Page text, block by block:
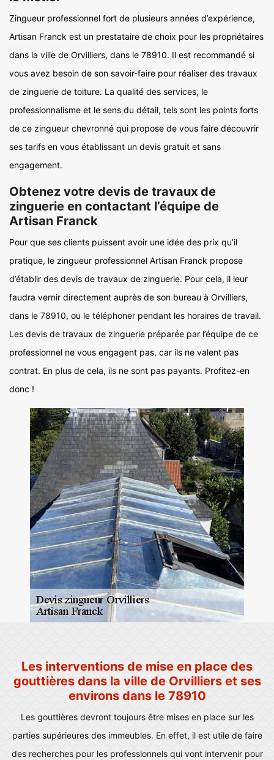
Zingueur professionnel fort de plusieurs années d’expérience,
Artisan Franck est un prestataire de choix pour les propriétaires
dans la ville de Orvilliers, dans le 78910. Il est recommandé si
vous avez besoin de son savoir-faire pour réaliser des travaux
de zinguerie de toiture. La qualité des services, le
professionnalisme et le sens du détail, tels sont les points forts
de ce zingueur chevronné qui propose de vous faire découvrir
ses tarifs en vous établissant un devis gratuit et sans
engagement.
Obtenez votre devis de travaux de
zinguerie en contactant l’équipe de
Artisan Franck
Pour que ses clients puissent avoir une idée des prix qu’il
pratique, le zingueur professionnel Artisan Franck propose
d’établir des devis de travaux de zinguerie. Pour cela, il leur
faudra vernir directement auprès de son bureau à Orvilliers,
dans le 78910, ou le téléphoner pendant les horaires de travail.
Les devis de travaux de zinguerie préparée par l’équipe de ce
professionnel ne vous engagent pas, car ils ne valent pas
contrat. En plus de cela, ils ne sont pas payants. Profitez-en
donc !
Les interventions de mise en place des
gouttières dans la ville de Orvilliers et ses
environs dans le 78910
Les gouttières devront toujours être mises en place sur les
parties supérieures des immeubles. En effet, il est utile de faire
des recherches pour les professionnels qui vont intervenir pour